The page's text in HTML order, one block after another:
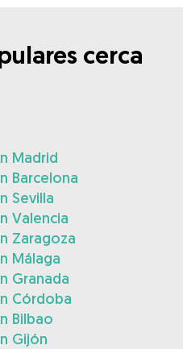
cerca
Madrid
Barcelona
Sevilla
Valencia
Zaragoza
Málaga
Granada
Córdoba
Bilbao
Gijón